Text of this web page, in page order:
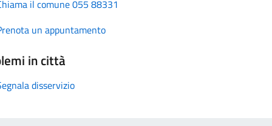
il comune 055 88331
un appuntamento
in città
disservizio